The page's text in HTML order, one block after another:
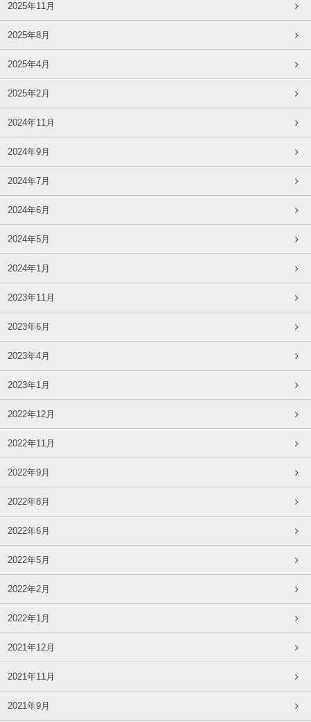
2025年11月
2025年8月
2025年4月
2025年2月
2024年11月
2024年9月
2024年7月
2024年6月
2024年5月
2024年1月
2023年11月
2023年6月
2023年4月
2023年1月
2022年12月
2022年11月
2022年9月
2022年8月
2022年6月
2022年5月
2022年2月
2022年1月
2021年12月
2021年11月
2021年9月